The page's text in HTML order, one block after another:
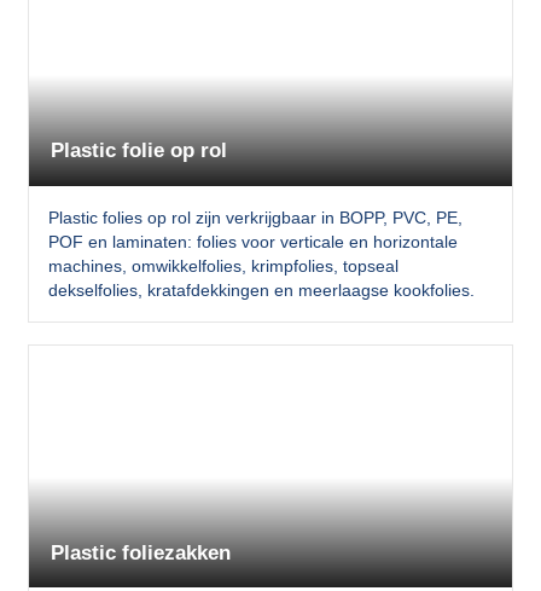
Plastic folie op rol
Plastic folies op rol zijn verkrijgbaar in BOPP, PVC, PE,
POF en laminaten: folies voor verticale en horizontale
machines, omwikkelfolies, krimpfolies, topseal
dekselfolies, kratafdekkingen en meerlaagse kookfolies.
Plastic foliezakken